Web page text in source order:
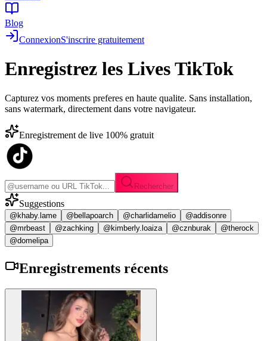
Blog
ConnexionS'inscrire gratuitement
Enregistrez les Lives TikTok
Capturez vos moments preferes en haute qualite. Sans installation,
sans watermark, directement dans votre navigateur.
Enregistrement de live 100% gratuit
Rechercher
Suggestions
@khaby.lame @bellapoarch @charlidamelio
@addisonre
@mrbeast
@zachking @kimberly.loaiza @cznburak
@therock
@domelipa
Enregistrements récents